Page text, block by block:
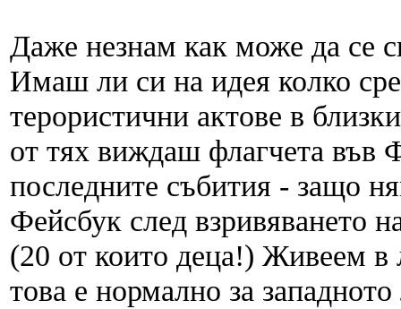
Даже незнам как може да се
Имаш ли си на идея колко
терористични актове в
от тях виждаш флагчета във
последните събития - защо
Фейсбук след взривяването
(20 от които деца!) Живеем в
това е нормално за